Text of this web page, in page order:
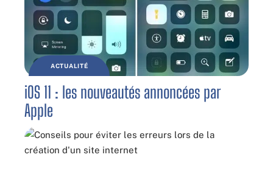
ACTUALITÉ
iOS 11 : les nouveautés annoncées par
Apple